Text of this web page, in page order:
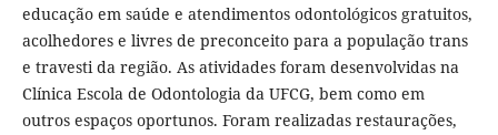
educação em saúde e atendimentos odontológicos gratuitos,
acolhedores e livres de preconceito para a população trans
e travesti da região. As atividades foram desenvolvidas na
Clínica Escola de Odontologia da UFCG, bem como em
outros espaços oportunos. Foram realizadas restaurações,